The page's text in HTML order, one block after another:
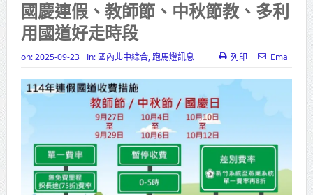
蔣萬安指示各單位提前完成海豚颱
風各項防災準備工作
推動瑞芳礦業文化保存 打造山海觀光
新品牌
中壢三教紫雲宮捐贈救護車 挹注桃
消救護量能
國慶連假、教師節、中秋節教、多利
用國道好走時段
on: 2025-09-23 In: 國內北中綜合, 跑馬燈訊息 列印 Email